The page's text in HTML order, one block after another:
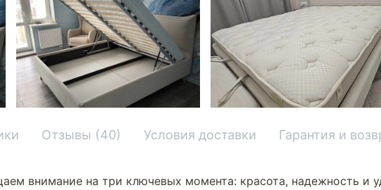
Отзывы (40) Условия доставки Гарантия и
внимание на три ключевых момента: красота, надежность и